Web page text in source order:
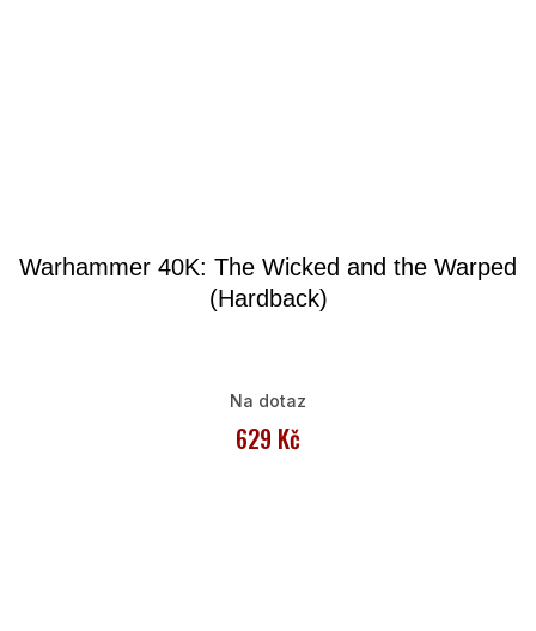
Warhammer 40K: The Wicked and the Warped
(Hardback)
Na dotaz
629 Kč